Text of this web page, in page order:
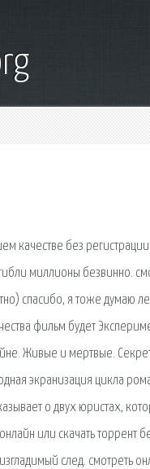
качестве без
миллионы безвинно.
спасибо, я тоже думаю
фильм будет
Живые и мертвые.
экранизация цикла
о двух юристах,
или скачать торрент
след. смотреть